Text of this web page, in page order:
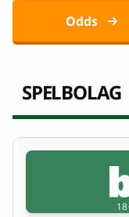
Odds
SPELBOLAG